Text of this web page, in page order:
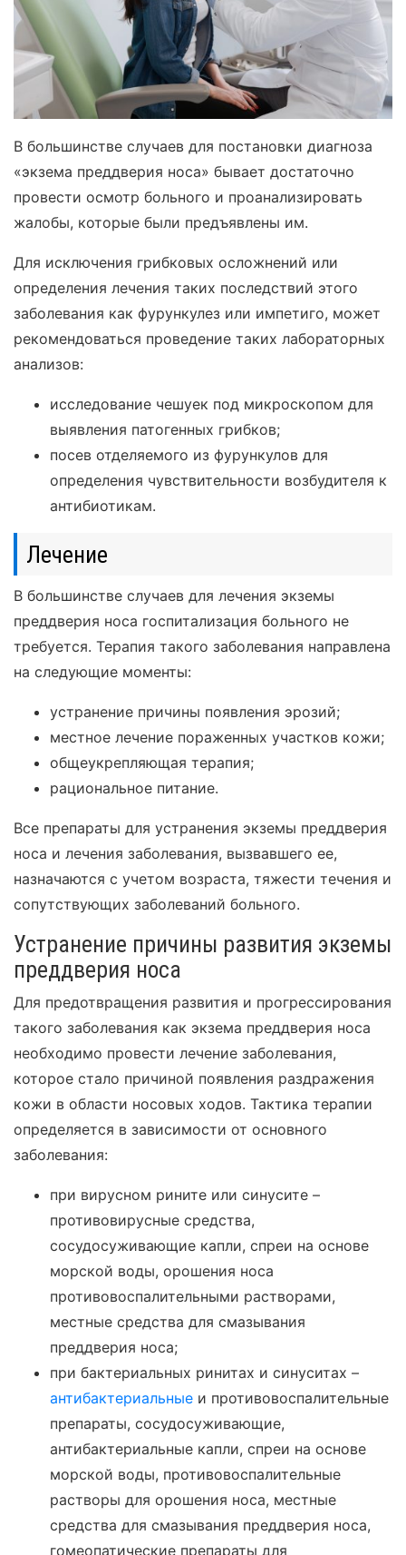
В большинстве случаев для постановки диагноза
«экзема преддверия носа» бывает достаточно
провести осмотр больного и проанализировать
жалобы, которые были предъявлены им.
Для исключения грибковых осложнений или
определения лечения таких последствий этого
заболевания как фурункулез или импетиго, может
рекомендоваться проведение таких лабораторных
анализов:
исследование чешуек под микроскопом для
выявления патогенных грибков;
посев отделяемого из фурункулов для
определения чувствительности возбудителя к
антибиотикам.
Лечение
В большинстве случаев для лечения экземы
преддверия носа госпитализация больного не
требуется. Терапия такого заболевания направлена
на следующие моменты:
устранение причины появления эрозий;
местное лечение пораженных участков кожи;
общеукрепляющая терапия;
рациональное питание.
Все препараты для устранения экземы преддверия
носа и лечения заболевания, вызвавшего ее,
назначаются с учетом возраста, тяжести течения и
сопутствующих заболеваний больного.
Устранение причины развития экземы
преддверия носа
Для предотвращения развития и прогрессирования
такого заболевания как экзема преддверия носа
необходимо провести лечение заболевания,
которое стало причиной появления раздражения
кожи в области носовых ходов. Тактика терапии
определяется в зависимости от основного
заболевания:
при вирусном рините или синусите –
противовирусные средства,
сосудосуживающие капли, спреи на основе
морской воды, орошения носа
противовоспалительными растворами,
местные средства для смазывания
преддверия носа;
при бактериальных ринитах и синуситах –
антибактериальные и противовоспалительные
препараты, сосудосуживающие,
антибактериальные капли, спреи на основе
морской воды, противовоспалительные
растворы для орошения носа, местные
средства для смазывания преддверия носа,
гомеопатические препараты для